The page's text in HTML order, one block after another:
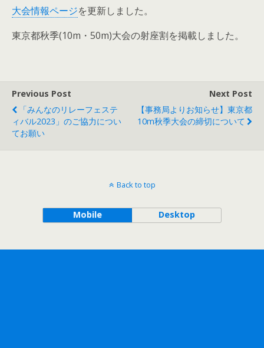
大会情報ページを更新しました。
東京都秋季(10m・50m)大会の射座割を掲載しました。
Previous Post
「みんなのリレーフェステ
ィバル2023」のご協力につい
てお願い
Next Post
【事務局よりお知らせ】東京都
10m秋季大会の締切について
Back to top
Mobile Desktop